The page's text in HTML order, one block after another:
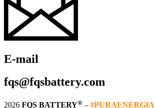
E-mail
fqs@fqsbattery.com
2026 FQS BATTERY® – #PURAENERGIA